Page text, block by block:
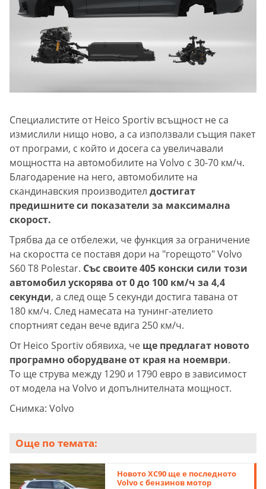
Специалистите от Heico Sportiv всъщност не са
измислили нищо ново, а са използвали същия пакет
от програми, с който и досега са увеличавали
мощността на автомобилите на Volvo с 30-70 км/ч.
Благодарение на него, автомобилите на
скандинавския производител достигат
предишните си показатели за максимална
скорост.
Трябва да се отбележи, че функция за ограничение
на скоростта се поставя дори на "горещото" Volvo
S60 T8 Polestar. Със своите 405 конски сили този
автомобил ускорява от 0 до 100 км/ч за 4,4
секунди, а след още 5 секунди достига тавана от
180 км/ч. След намесата на тунинг-ателието
спортният седан вече вдига 250 км/ч.
От Heico Sportiv обявиха, че ще предлагат новото
програмно оборудване от края на ноември.
То ще струва между 1290 и 1790 евро в зависимост
от модела на Volvo и допълнителната мощност.
Снимка: Volvo
Още по темата:
Новото XC90 ще е последното
Volvo с бензинов мотор